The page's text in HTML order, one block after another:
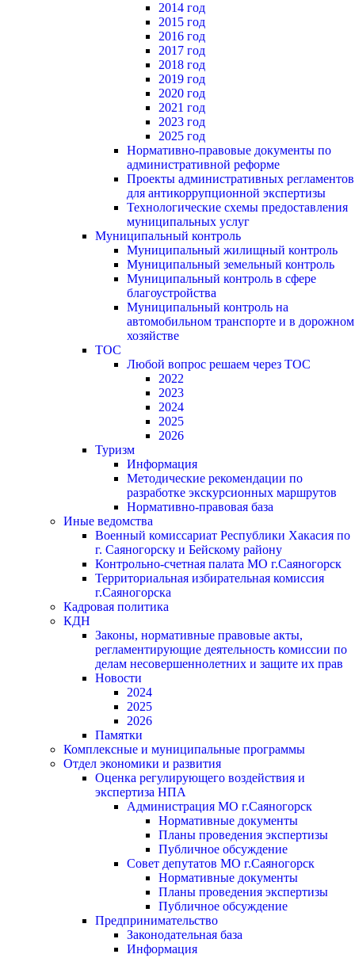
2014 год
2015 год
2016 год
2017 год
2018 год
2019 год
2020 год
2021 год
2023 год
2025 год
Нормативно-правовые документы по
административной реформе
Проекты административных регламентов
для антикоррупционной экспертизы
Технологические схемы предоставления
муниципальных услуг
Муниципальный контроль
Муниципальный жилищный контроль
Муниципальный земельный контроль
Муниципальный контроль в сфере
благоустройства
Муниципальный контроль на
автомобильном транспорте и в дорожном
хозяйстве
ТОС
Любой вопрос решаем через ТОС
2022
2023
2024
2025
2026
Туризм
Информация
Методические рекомендации по
разработке экскурсионных маршрутов
Нормативно-правовая база
Иные ведомства
Военный комиссариат Республики Хакасия по
г. Саяногорску и Бейскому району
Контрольно-счетная палата МО г.Саяногорск
Территориальная избирательная комиссия
г.Саяногорска
Кадровая политика
КДН
Законы, нормативные правовые акты,
регламентирующие деятельность комиссии по
делам несовершеннолетних и защите их прав
Новости
2024
2025
2026
Памятки
Комплексные и муниципальные программы
Отдел экономики и развития
Оценка регулирующего воздействия и
экспертиза НПА
Администрация МО г.Саяногорск
Нормативные документы
Планы проведения экспертизы
Публичное обсуждение
Совет депутатов МО г.Саяногорск
Нормативные документы
Планы проведения экспертизы
Публичное обсуждение
Предпринимательство
Законодательная база
Информация